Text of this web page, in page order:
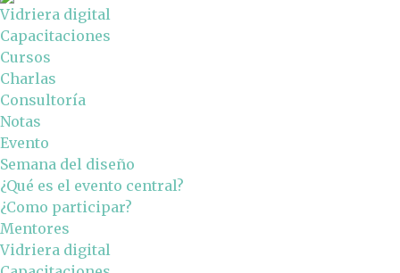
Vidriera digital
Capacitaciones
Cursos
Charlas
Consultoría
Notas
Evento
Semana del diseño
¿Qué es el evento central?
¿Como participar?
Mentores
Vidriera digital